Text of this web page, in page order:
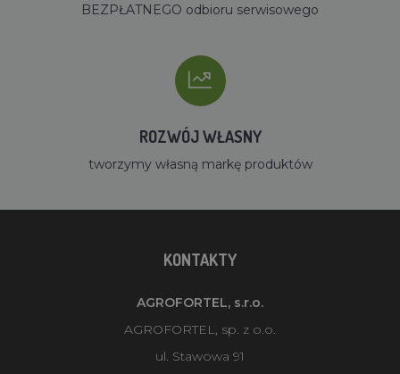
BEZPŁATNEGO odbioru serwisowego
ROZWÓJ WŁASNY
tworzymy własną markę produktów
KONTAKTY
AGROFORTEL, s.r.o.
AGROFORTEL, sp. z o.o.
ul. Stawowa 91